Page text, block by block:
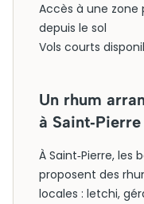
Accès à une zone
depuis le sol
Vols courts
Un rhum
à Saint‑Pierre
À Saint‑Pierre, les
proposent des
locales : letchi,